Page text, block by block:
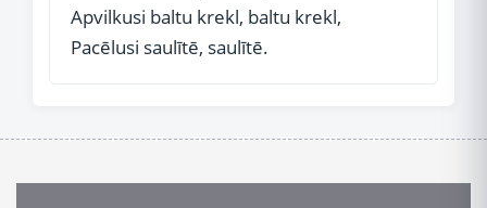
Apvilkusi baltu krekl, baltu krekl,
Pacēlusi saulītē, saulītē.